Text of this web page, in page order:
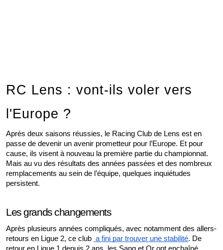
RC Lens : vont-ils voler vers
l'Europe ?
Après deux saisons réussies, le Racing Club de Lens est en
passe de devenir un avenir prometteur pour l’Europe. Et pour
cause, ils visent à nouveau la première partie du championnat.
Mais au vu des résultats des années passées et des nombreux
remplacements au sein de l’équipe, quelques inquiétudes
persistent.
Les grands changements
Après plusieurs années compliqués, avec notamment des allers-
retours en Ligue 2, ce club a fini par trouver une stabilité. De